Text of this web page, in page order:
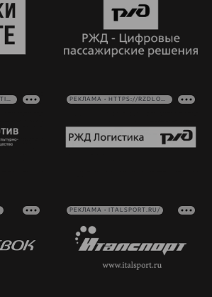
РЕКЛАМА • RFSOLOKOMOTIV.RU РЕКЛАМА • HTTPS://RZDLOG.RU/
РЕКЛАМА • ITALSPORT.RU/